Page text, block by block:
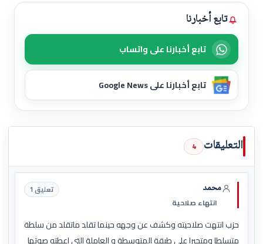
تابع أخبارنا
تابع أخبارنا على واتساب
تابع أخبارنا على Google News
التعليقات 4
محمد
انتهاء صلاحية
تعليق 1
حزب انتهت صلاحيته وكشف عن وجهه حينما تقلد ماتقلد من سلطة
متسلطا ومتجبرا على طبقة المتوسطة و العاملة التي اعطته صوتها